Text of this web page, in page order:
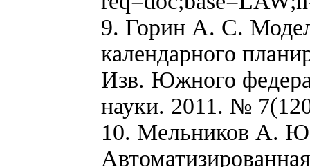
9. Горин А. С.
календарного
Изв. Южного
науки. 2011. №
10. Мельников А.